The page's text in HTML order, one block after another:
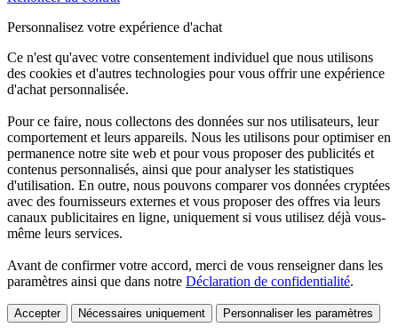
Personnalisez votre expérience d'achat
Ce n'est qu'avec votre consentement individuel que nous utilisons
des cookies et d'autres technologies pour vous offrir une expérience
d'achat personnalisée.
Pour ce faire, nous collectons des données sur nos utilisateurs, leur
comportement et leurs appareils. Nous les utilisons pour optimiser en
permanence notre site web et pour vous proposer des publicités et
contenus personnalisés, ainsi que pour analyser les statistiques
d'utilisation. En outre, nous pouvons comparer vos données cryptées
avec des fournisseurs externes et vous proposer des offres via leurs
canaux publicitaires en ligne, uniquement si vous utilisez déjà vous-
même leurs services.
Avant de confirmer votre accord, merci de vous renseigner dans les
paramètres ainsi que dans notre Déclaration de confidentialité.
Accepter Nécessaires uniquement Personnaliser les paramètres